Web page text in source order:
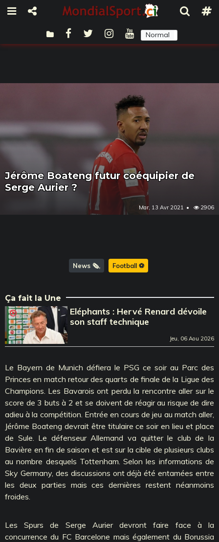
Normal
Jérôme Boateng futur coéquipier de
Serge Aurier ?
Mar, 13 Avr 2021 2906
News 🗞️ Football ⚽️
Ça fait la Une
Eléphants : Hervé Renard dévoile
son staff technique
Jeu, 06 Aou 2026
Le Bayern de Munich défiera le PSG ce soir au Parc des
Princes en match retour des quarts de finale de la Ligue des
Champions. Les Bavarois ont perdu la rencontre aller sur le
score de 3 buts à 2 et se doivent de réagir au risque de dire
adieu à la compétition. Entrée en cours de jeu au match aller,
Jérôme Boateng devrait être titulaire ce soir en lieu et place
de Sule. Le défenseur Allemand va quitter le club de la
Bavière en fin de saison et est sur la cible de plusieurs clubs
au nombre desquels Tottenham. Selon les informations de
Sky Germany, des discussions ont déjà été entamées entre
les deux parties mais ces dernières restent néanmoins
froides.
Les Spurs de Serge Aurier devront faire face à la
concurrence du FC Barcelone mais également du Borussia